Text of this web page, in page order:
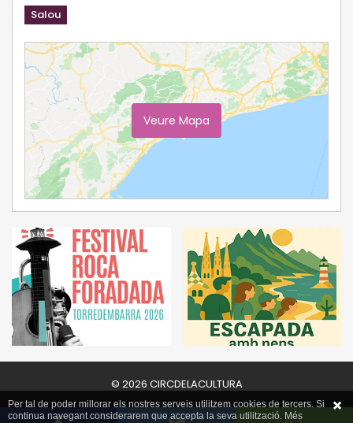
Salou
Veure Mapa
© 2026 CIRCDELACULTURA
Per tal de poder millorar els nostres serveis utilitzem cookies de tercers. Si
continua navegant considerarem que accepta la seva utilització. Més